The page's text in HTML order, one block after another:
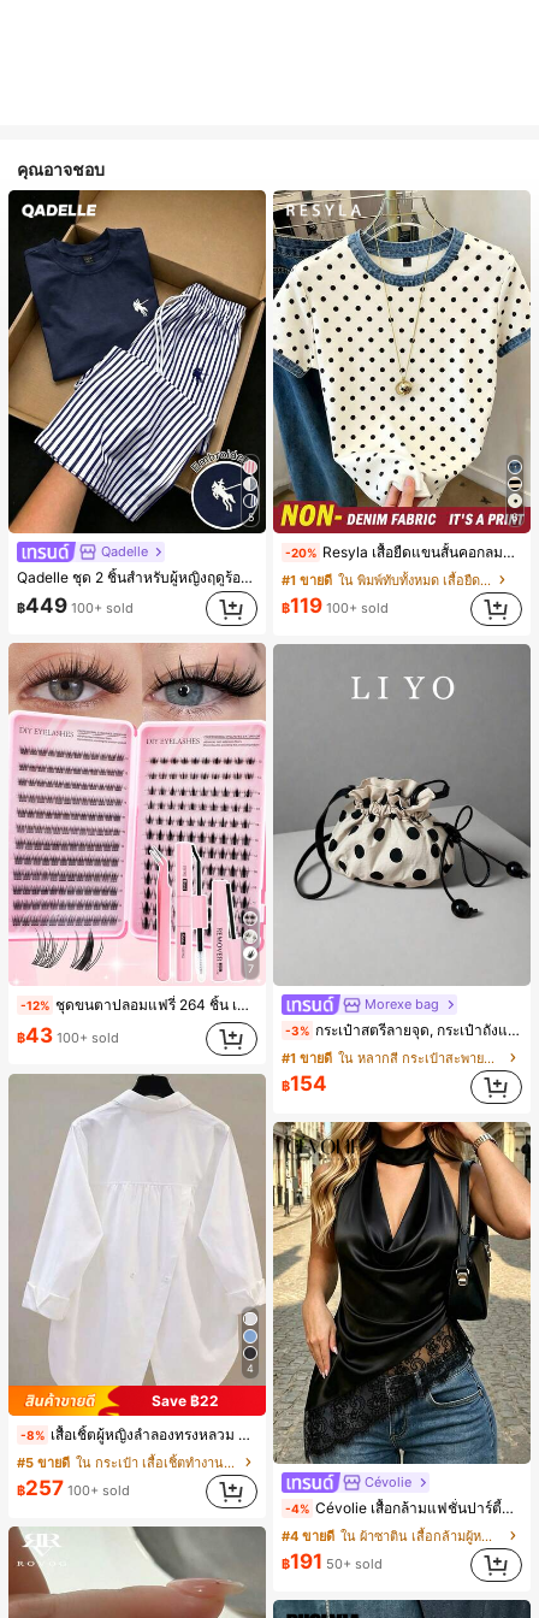
คุณอาจชอบ
5
Qadelle
Qadelle ชุด 2 ชิ้นสำหรับผู้หญิงฤดูร้อนแบบสบายๆ สำหรับใส่ทุกวัน, กางเกงขายาวลายทางสีน้ำเงินเข้มและสีขาว, เสื้อยืดแขนสั้นคอกลมปักลายรัดรูป
฿449 100+ sold
7
-12% ชุดขนตาปลอมแฟรี่ 264 ชิ้น เครื่องมือแต่งหน้าฤดูร้อน ธรรมชาติและเบา สร้างลุคตาการ์ตูนที่ประณีต ออกแบบความยาวผสม ตัดแต่งง่าย เหมาะสำหรับรูปตาต่างๆ ใช้ซ้ำได้ คุ้มค่าสูง เหมาะสำหรับผู้เริ่มต้นแต่งหน้า
฿43 100+ sold
4
Save ฿22
-8% เสื้อเชิ้ตผู้หญิงลำลองทรงหลวม ดีไซน์ผ่าหลัง คอปกพับ แขนยาว ผ้าทอสีพื้น กระเป๋าผ่าหน้าติดกระดุม สไตล์เรียบหรูสำหรับใส่ไปทำงานและใส่ประจำวัน ฤดูใบไม้ผลิ/ใบไม้ร่วง สีขาว ลุคสมาร์ทแคชชวล
#5 ขายดี
ใน กระเป๋า เสื้อเชิ้ตทำงานมีกระเป๋า
฿257 100+ sold
6
-20% Resyla เสื้อยืดแขนสั้นคอกลมพิมพ์ลายจุดลำลองสำหรับผู้หญิง, ฤดูร้อน
#1 ขายดี
ใน พิมพ์ทับทั้งหมด เสื้อยืดผู้หญิง
฿119 100+ sold
Morexe bag
-3% กระเป๋าสตรีลายจุด, กระเป๋าถังแฟชั่นแบบเชือกรูด, กระเป๋าสะพายไหล่และสะพายข้างที่หรูหราและอเนกประสงค์
#1 ขายดี
ใน หลากสี กระเป๋าสะพายข้างผู้หญิง
฿154
Cévolie
-4% Cévolie เสื้อกล้ามแฟชั่นปาร์ตี้ทรงเข้ารูป เซ็กซี่ คอเดรป คอคาวล์ จับย่น แต่งลูกไม้ ดีไซน์ต่อผ้า เปิดหลัง แขนกุด
#4 ขายดี
ใน ผ้าซาติน เสื้อกล้ามผู้หญิง & Camis
฿191 50+ sold